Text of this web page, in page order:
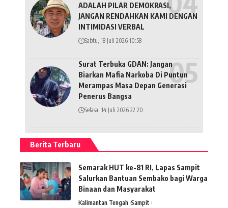
ADALAH PILAR DEMOKRASI,
JANGAN RENDAHKAN KAMI DENGAN
INTIMIDASI VERBAL
Sabtu, 18 Juli 2026 10:58
Surat Terbuka GDAN: Jangan
Biarkan Mafia Narkoba Di Puntun
Merampas Masa Depan Generasi
Penerus Bangsa
Selasa, 14 Juli 2026 22:20
Berita Terbaru
Semarak HUT ke-81 RI, Lapas Sampit
Salurkan Bantuan Sembako bagi Warga
Binaan dan Masyarakat
Kalimantan Tengah Sampit